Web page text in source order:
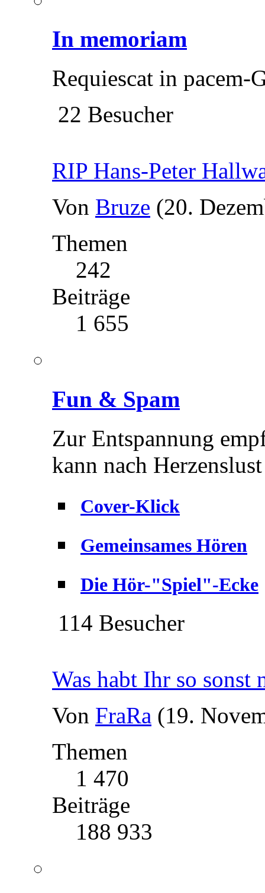
In memoriam
Requiescat in pacem-
22 Besucher
RIP Hans-Peter
Von Bruze (20.
Themen
242
Beiträge
1 655
Fun & Spam
Zur Entspannung
kann nach
Cover-Klick
Gemeinsames Hören
Die Hör-"Spiel"-Ecke
114 Besucher
Was habt Ihr so sonst
Von FraRa (19.
Themen
1 470
Beiträge
188 933